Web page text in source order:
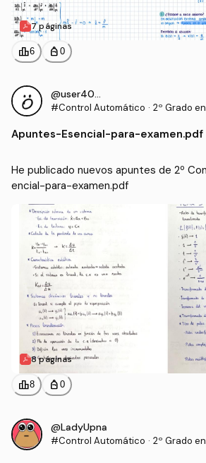
7 páginas
leaderboard6 personal_bag 0
@user40462
#Control Automático · 2º Grado
icación (US)
Apuntes-Esencial-para-examen.pdf
He publicado nuevos apuntes de 2º
encial-para-examen.pdf
8 páginas
leaderboard8 personal_bag 0
@LadyUpna
#Control Automático · 2º Grado